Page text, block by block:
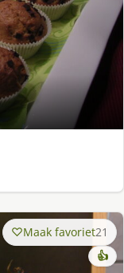
Maak favoriet21
👍